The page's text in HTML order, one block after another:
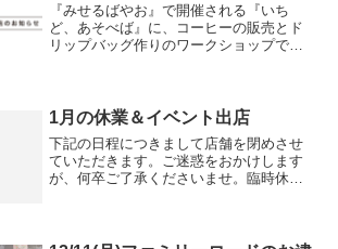
『みせるばやお』で開催される『いち
ど、あそべば』に、コーヒーの販売とド
リップバッグ作りのワークショップで出
細...
1月の休業＆イベント出店
下記の日程につきまして店舗を閉めさせ
ていただきます。ご迷惑をおかけします
が、何卒ご了承くださいませ。臨時休業